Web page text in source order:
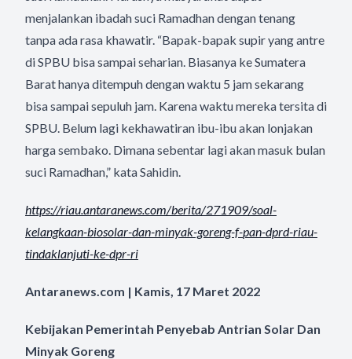
menjalankan ibadah suci Ramadhan dengan tenang
tanpa ada rasa khawatir. “Bapak-bapak supir yang antre
di SPBU bisa sampai seharian. Biasanya ke Sumatera
Barat hanya ditempuh dengan waktu 5 jam sekarang
bisa sampai sepuluh jam. Karena waktu mereka tersita di
SPBU. Belum lagi kekhawatiran ibu-ibu akan lonjakan
harga sembako. Dimana sebentar lagi akan masuk bulan
suci Ramadhan,” kata Sahidin.
https://riau.antaranews.com/berita/271909/soal-
kelangkaan-biosolar-dan-minyak-goreng-f-pan-dprd-riau-
tindaklanjuti-ke-dpr-ri
Antaranews.com | Kamis, 17 Maret 2022
Kebijakan Pemerintah Penyebab Antrian Solar Dan
Minyak Goreng